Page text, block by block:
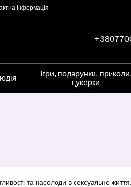
інформація
Ігри, подарунки, приколи,
цукерки
та насолоди в сексуальне